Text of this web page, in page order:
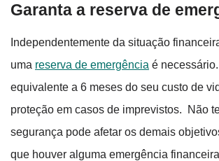
Garanta a reserva de
Independentemente da situação
uma reserva de emergência é
equivalente a 6 meses do seu custo de
proteção em casos de imprevistos. Não
segurança pode afetar os demais
que houver alguma emergência